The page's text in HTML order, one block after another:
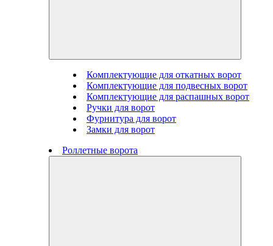
Комплектующие для откатных ворот
Комплектующие для подвесных ворот
Комплектующие для распашных ворот
Ручки для ворот
Фурнитура для ворот
Замки для ворот
Роллетные ворота